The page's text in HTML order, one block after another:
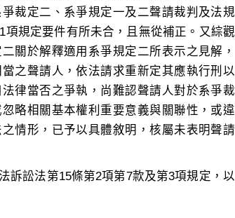
裁定二、系爭規定一及二聲請裁判及法規
規定要件有所未合，且無從補正。又綜觀
關於解釋適用系爭規定二所表示之見解，
之聲請人，依法請求重新定其應執行刑以
律當否之爭執，尚難認聲請人對於系爭裁
略相關基本權利重要意義與關聯性，或違
情形，已予以具體敘明，核屬未表明聲請
訴訟法第15條第2項第7款及第3項規定，以